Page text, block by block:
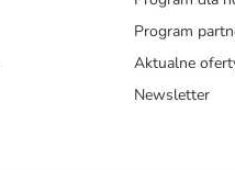
Program
Aktualne
Newsletter